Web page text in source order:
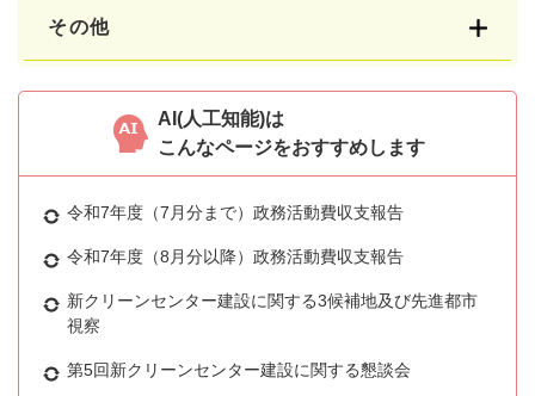
その他
AI(人工知能)は
こんなページをおすすめします
令和7年度（7月分まで）政務活動費収支報告
令和7年度（8月分以降）政務活動費収支報告
新クリーンセンター建設に関する3候補地及び先進都市
視察
第5回新クリーンセンター建設に関する懇談会